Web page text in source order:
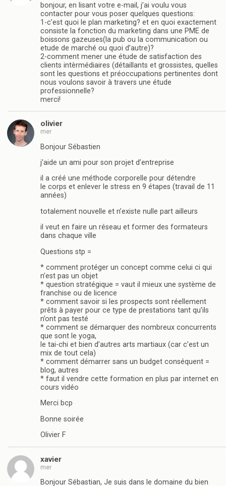
bonjour, en lisant votre e-mail, j’ai voulu vous
contacter pour vous poser quelques questions:
1-c’est quoi le plan marketing? et en quoi exactement
consiste la fonction du marketing dans une PME de
boissons gazeuses(la pub ou la communication ou
etude de marché ou quoi d’autre)?
2-comment mener une étude de satisfaction des
clients intèrmédiaires (détaillants et grossistes, quelles
sont les questions et préoccupations pertinentes dont
nous voulons savoir à travers une étude
professionnelle?
merci!
olivier
mer
Bonjour Sébastien
j’aide un ami pour son projet d’entreprise
il a créé une méthode corporelle pour détendre
le corps et enlever le stress en 9 étapes (travail de 11
années)
totalement nouvelle et n’existe nulle part ailleurs
il veut en faire un réseau et former des formateurs
dans chaque ville
Questions stp =
* comment protéger un concept comme celui ci qui
n’est pas un objet
* question stratégique = vaut il mieux une système de
franchise ou de licence
* comment savoir si les prospects sont réellement
prêts à payer pour ce type de prestations tant qu’ils
n’ont pas testé
* comment se démarquer des nombreux concurrents
que sont le yoga,
le tai-chi et bien d’autres arts martiaux (car c’est un
mix de tout cela)
* comment démarrer sans un budget conséquent =
blog, autres
* faut il vendre cette formation en plus par internet en
cours vidéo
Merci bcp
Bonne soirée
Olivier F
xavier
mer
Bonjour Sébastian, Je suis dans le domaine du bien